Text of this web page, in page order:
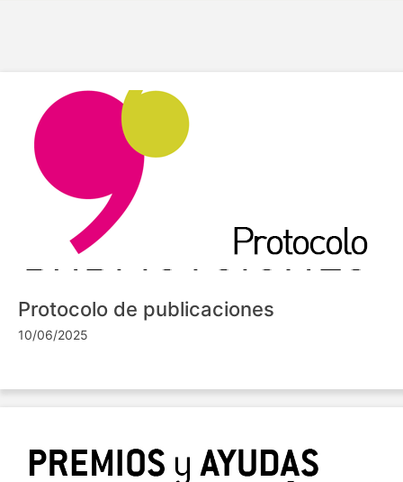
Protocolo de publicaciones
10/06/2025